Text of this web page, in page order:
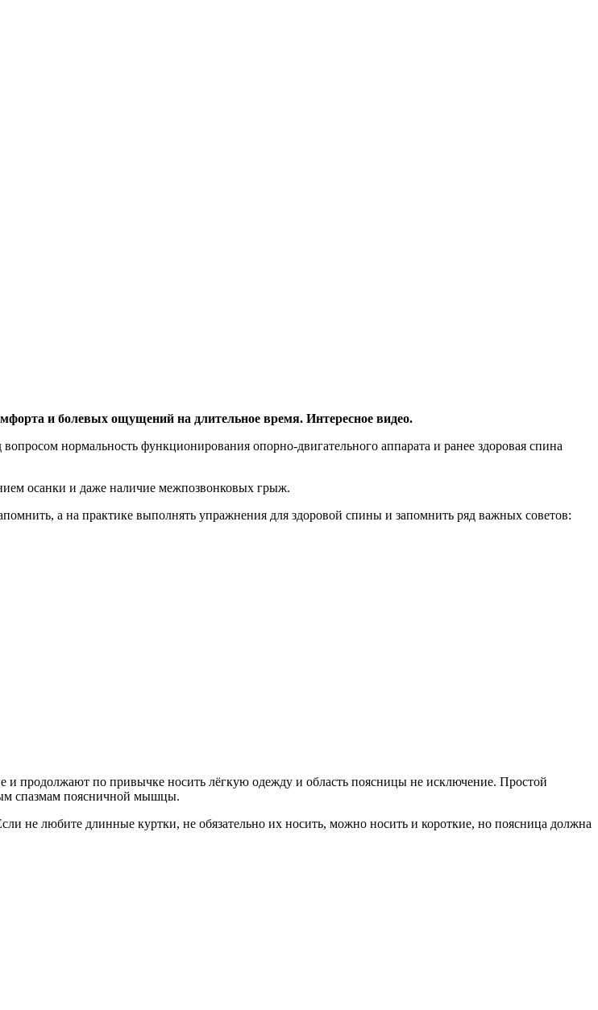
и болевых ощущений на длительное время. Интересное видео.
нормальность функционирования опорно-двигательного аппарата и ранее здоровая спина
осанки и даже наличие межпозвонковых грыж.
а на практике выполнять упражнения для здоровой спины и запомнить ряд важных советов:
и продолжают по привычке носить лёгкую одежду и область поясницы не исключение. Простой
спазмам поясничной мышцы.
не любите длинные куртки, не обязательно их носить, можно носить и короткие, но поясница должна